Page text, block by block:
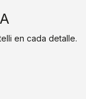
en cada detalle.